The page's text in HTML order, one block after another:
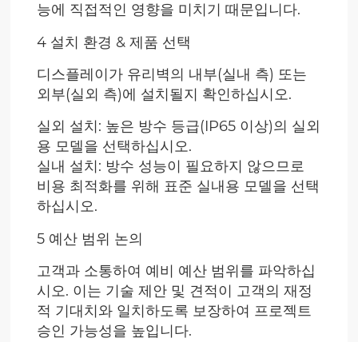
능에 직접적인 영향을 미치기 때문입니다.
4 설치 환경 & 제품 선택
디스플레이가 유리벽의 내부(실내 측) 또는
외부(실외 측)에 설치될지 확인하십시오.
실외 설치: 높은 방수 등급(IP65 이상)의 실외
용 모델을 선택하십시오.
실내 설치: 방수 성능이 필요하지 않으므로
비용 최적화를 위해 표준 실내용 모델을 선택
하십시오.
5 예산 범위 논의
고객과 소통하여 예비 예산 범위를 파악하십
시오. 이는 기술 제안 및 견적이 고객의 재정
적 기대치와 일치하도록 보장하여 프로젝트
승인 가능성을 높입니다.